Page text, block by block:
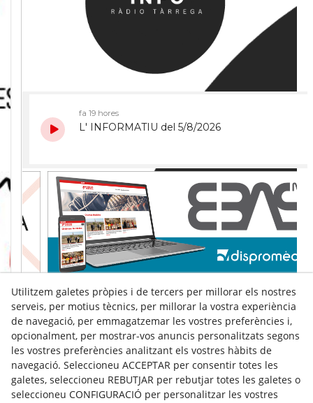
Utilitzem galetes pròpies i de tercers per millorar els nostres
serveis, per motius tècnics, per millorar la vostra experiència
de navegació, per emmagatzemar les vostres preferències i,
opcionalment, per mostrar-vos anuncis personalitzats segons
les vostres preferències analitzant els vostres hàbits de
navegació. Seleccioneu ACCEPTAR per consentir totes les
galetes, seleccioneu REBUTJAR per rebutjar totes les galetes o
seleccioneu CONFIGURACIÓ per personalitzar les vostres